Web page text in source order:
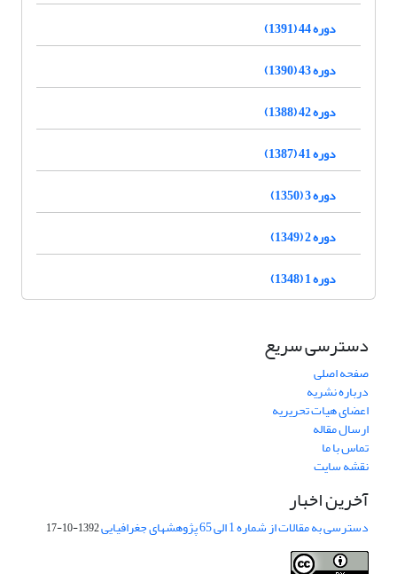
دوره 44 (1391)
دوره 43 (1390)
دوره 42 (1388)
دوره 41 (1387)
دوره 3 (1350)
دوره 2 (1349)
دوره 1 (1348)
دسترسی سریع
صفحه اصلی
درباره نشریه
اعضای هیات تحریریه
ارسال مقاله
تماس با ما
نقشه سایت
آخرین اخبار
دسترسی به مقالات از شماره 1 الی 65 پژوهشهای جغرافیایی 1392-10-17